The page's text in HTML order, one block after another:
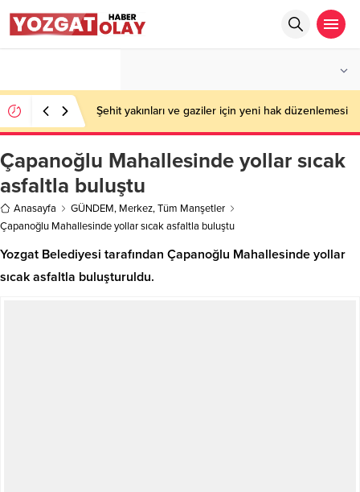
Şehit yakınları ve gaziler için yeni hak düzenlemesi
Çapanoğlu Mahallesinde yollar sıcak
asfaltla buluştu
Anasayfa GÜNDEM, Merkez,Tüm Manşetler
Çapanoğlu Mahallesinde yollar sıcak asfaltla buluştu
Yozgat Belediyesi tarafından Çapanoğlu Mahallesinde yollar
sıcak asfaltla buluşturuldu.